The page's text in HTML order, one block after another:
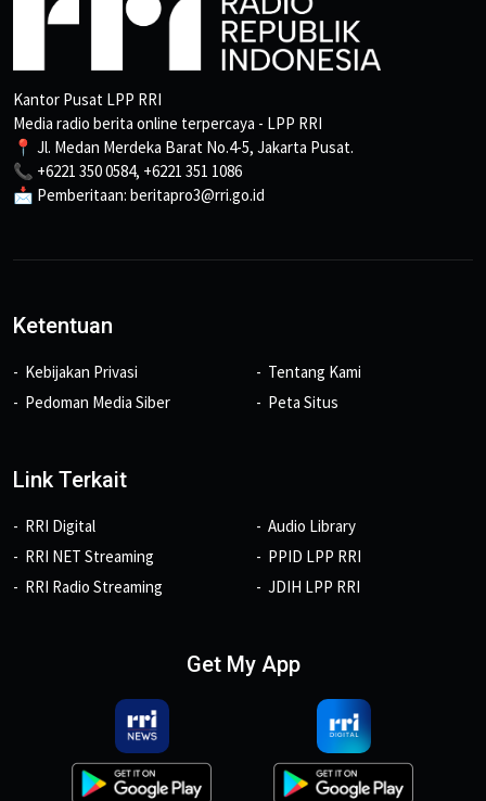
Kantor Pusat LPP RRI
Media radio berita online terpercaya - LPP RRI
📍 Jl. Medan Merdeka Barat No.4-5, Jakarta Pusat.
📞 +6221 350 0584, +6221 351 1086
📩 Pemberitaan: beritapro3@rri.go.id
Ketentuan
Kebijakan Privasi
Pedoman Media Siber
Tentang Kami
Peta Situs
Link Terkait
RRI Digital
RRI NET Streaming
RRI Radio Streaming
Audio Library
PPID LPP RRI
JDIH LPP RRI
Get My App